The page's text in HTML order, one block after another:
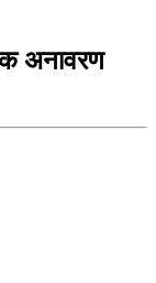
अनावरण